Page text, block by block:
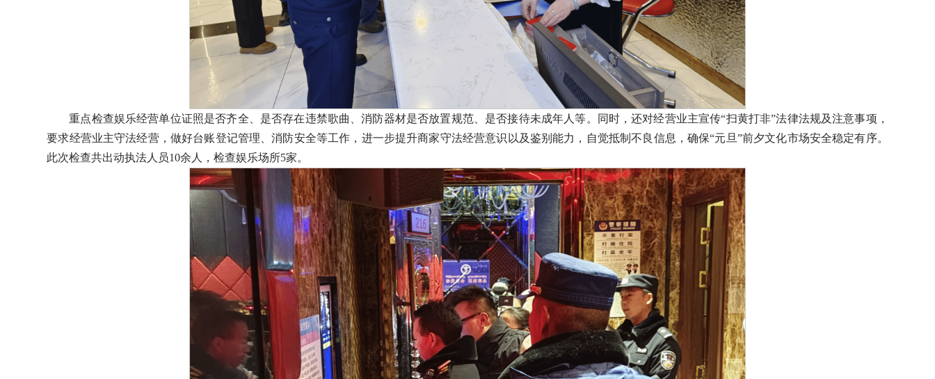
重点检查娱乐经营单位证照是否齐全、是否存在违禁歌曲、消防器材是否放置规范、是否接待未成年人等。同时，还对经营业主宣传“扫黄打非”法律法规及注意事项，
要求经营业主守法经营，做好台账登记管理、消防安全等工作，进一步提升商家守法经营意识以及鉴别能力，自觉抵制不良信息，确保“元旦”前夕文化市场安全稳定有序。
此次检查共出动执法人员10余人，检查娱乐场所5家。